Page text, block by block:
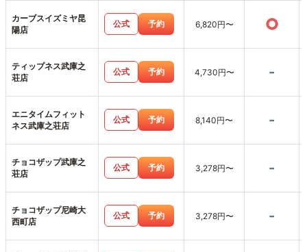
カーブスイズミヤ昆
陽店
公式 予約 6,820円〜 ○
ティップネス武庫之
荘店
公式 予約 4,730円〜 -
エニタイムフィット
ネス武庫之荘店
公式 予約 8,140円〜 -
チョコザップ武庫之
荘店
公式 予約 3,278円〜 -
チョコザップ尼崎大
西町店
公式 予約 3,278円〜 -